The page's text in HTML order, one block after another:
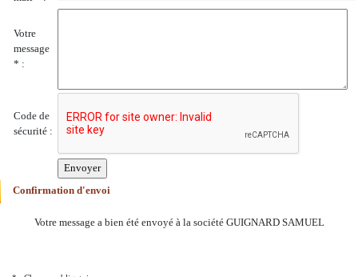
Votre
message
* :
Code de
sécurité :
Confirmation d'envoi
Votre message a bien été envoyé à la société GUIGNARD SAMUEL